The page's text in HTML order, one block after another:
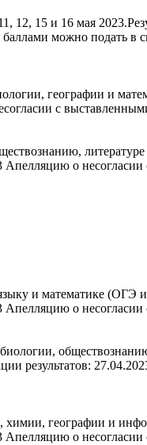
15 и 16 мая
можно подать в
географии и
с
Апелляцию о
и математике
Апелляцию о
результатов:
химии, географии и
Апелляцию о